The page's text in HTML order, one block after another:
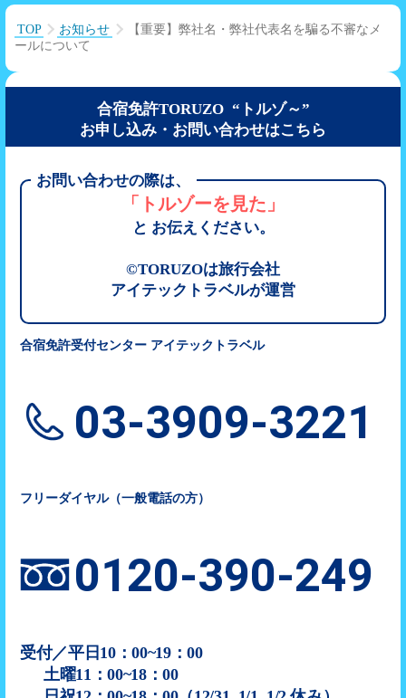
TOP お知らせ
【重要】弊社名・弊社代表名を騙る不審なメ
ールについて
合宿免許TORUZO “トルゾ～”
お申し込み・お問い合わせはこちら
お問い合わせの際は、
「トルゾーを見た」
と お伝えください。
©TORUZOは旅行会社
アイテックトラベルが運営
合宿免許受付センター アイテックトラベル
03-3909-3221
フリーダイヤル（一般電話の方）
0120-390-249
受付／平日10：00~19：00
土曜11：00~18：00